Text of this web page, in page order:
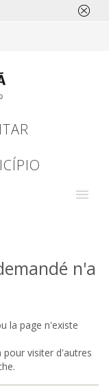
n'a
la page n'existe
pour visiter d'autres